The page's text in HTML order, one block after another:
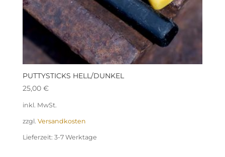
PUTTYSTICKS HELL/DUNKEL
25,00 €
inkl. MwSt.
zzgl. Versandkosten
Lieferzeit: 3-7 Werktage